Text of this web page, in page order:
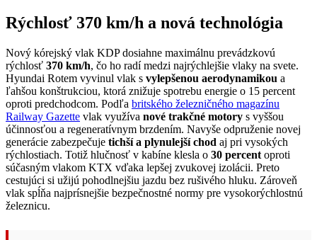
Rýchlosť 370 km/h a nová technológia
Nový kórejský vlak KDP dosiahne maximálnu prevádzkovú
rýchlosť 370 km/h, čo ho radí medzi najrýchlejšie vlaky na svete.
Hyundai Rotem vyvinul vlak s vylepšenou aerodynamikou a
ľahšou konštrukciou, ktorá znižuje spotrebu energie o 15 percent
oproti predchodcom. Podľa britského železničného magazínu
Railway Gazette vlak využíva nové trakčné motory s vyššou
účinnosťou a regeneratívnym brzdením. Navyše odpruženie novej
generácie zabezpečuje tichší a plynulejší chod aj pri vysokých
rýchlostiach. Totiž hlučnosť v kabíne klesla o 30 percent oproti
súčasným vlakom KTX vďaka lepšej zvukovej izolácii. Preto
cestujúci si užijú pohodlnejšiu jazdu bez rušivého hluku. Zároveň
vlak spĺňa najprísnejšie bezpečnostné normy pre vysokorýchlostnú
železnicu.